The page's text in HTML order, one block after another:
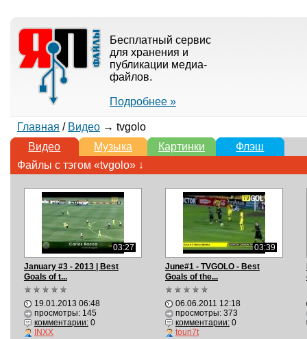
Бесплатный сервис
для хранения и
публикации медиа-
файлов.
Подробнее »
Главная / Видео→ tvgolo
Видео
Музыка Картинки
Флэш
Файлы с тэгом «tvgolo» ↓
03:27
January #3 - 2013 | Best
Goals of t...
19.01.2013 06:48
просмотры: 145
комментарии:0
INXX
03:39
June#1 - TVGOLO - Best
Goals of the...
06.06.2011 12:18
просмотры: 373
комментарии:0
touri7t